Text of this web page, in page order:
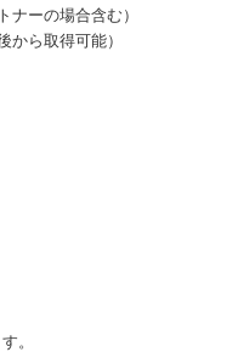
ーの場合含む）
から取得可能）
。